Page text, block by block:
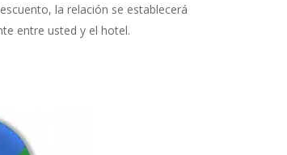
la relación se establecerá
entre usted y el hotel.